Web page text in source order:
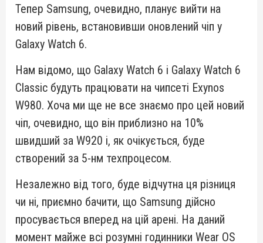
Тепер Samsung, очевидно, планує вийти на
новий рівень, встановивши оновлений чіп у
Galaxy Watch 6.
Нам відомо, що Galaxy Watch 6 і Galaxy Watch 6
Classic будуть працювати на чипсеті Exynos
W980. Хоча ми ще не все знаємо про цей новий
чіп, очевидно, що він приблизно на 10%
швидший за W920 і, як очікується, буде
створений за 5-нм техпроцесом.
Незалежно від того, буде відчутна ця різниця
чи ні, приємно бачити, що Samsung дійсно
просувається вперед на цій арені. На даний
момент майже всі розумні годинники Wear OS